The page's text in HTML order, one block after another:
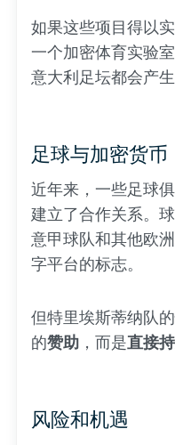
如果这些项目得以
一个加密体育实验
意大利足坛都会产生
足球与加密货
近年来，一些足球
建立了合作关系。
意甲球队和其他欧
字平台的标志。
但特里埃斯蒂纳队
的赞助 ，而是直接
风险和机遇